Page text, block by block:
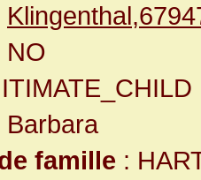
NO
Barbara
famille :